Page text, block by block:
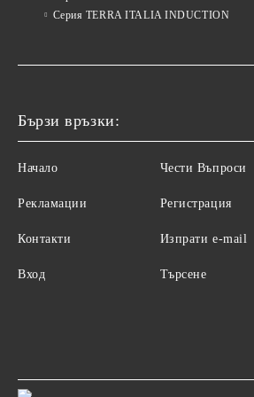
Серия TERRA ITALIA INDUCTION
Бързи връзки:
Начало
Рекламации
Контакти
Вход
Чести Въпроси
Регистрация
Изпрати e-mail
Търсене